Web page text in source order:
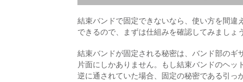
結束バンドで固定できないなら、使い方を間違
できるので、まずは仕組みを確認してみましょう
結束バンドが固定される秘密は、バンド部のギ
片面にしかありません。もし結束バンドのヘ
逆に通されていた場合、固定の秘密である引っ